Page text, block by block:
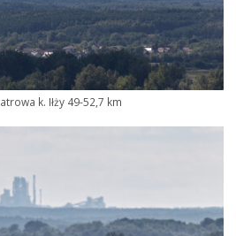
k. Iłży 49-52,7 km